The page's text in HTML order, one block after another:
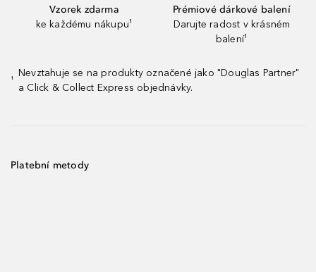
Vzorek zdarma
ke každému nákupu¹
Prémiové dárkové balení
Darujte radost v krásném
balení¹
¹
Nevztahuje se na produkty označené jako "Douglas Partner"
a Click & Collect Express objednávky.
Platební metody